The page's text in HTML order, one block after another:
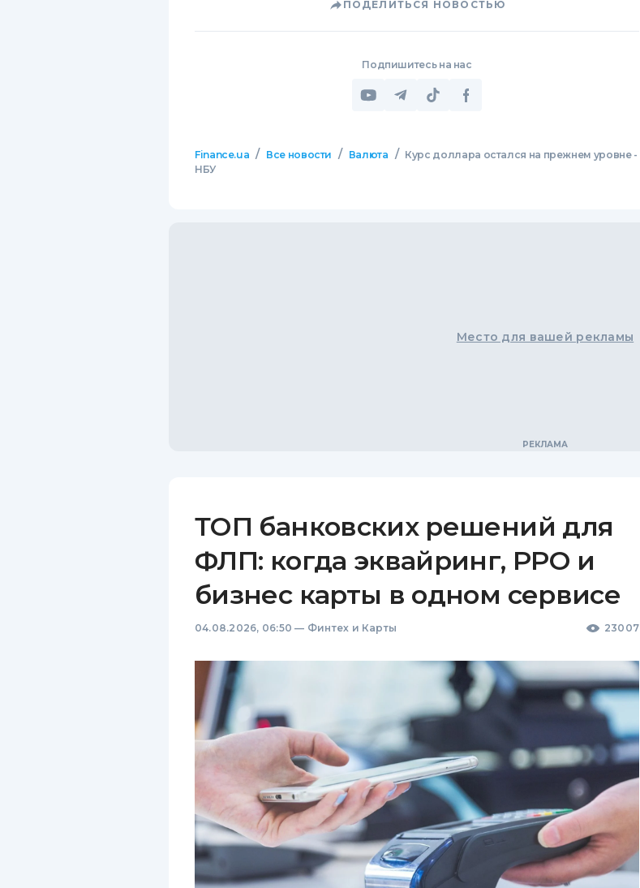
ПОДЕЛИТЬСЯ НОВОСТЬЮ
Подпишитесь на нас
Finance.ua / Все новости / Валюта / Курс доллара остался на прежнем уровне -
НБУ
Место для вашей рекламы
ТОП банковских решений для
ФЛП: когда эквайринг, РРО и
бизнес карты в одном сервисе
04.08.2026, 06:50 — Финтех и Карты 23007